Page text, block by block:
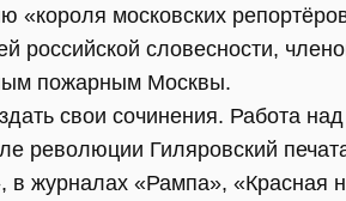
«короля московских
словесности,
пожарным Москвы.
свои сочинения. Работа
революции Гиляровский
в журналах «Рампа», «Красная